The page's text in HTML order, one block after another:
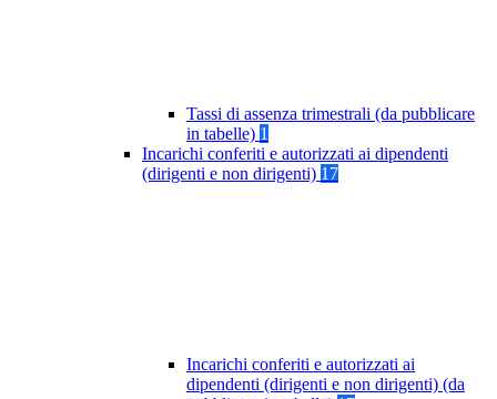
Tassi di assenza trimestrali (da pubblicare
in tabelle) 1
Incarichi conferiti e autorizzati ai dipendenti
(dirigenti e non dirigenti) 17
Incarichi conferiti e autorizzati ai
dipendenti (dirigenti e non dirigenti) (da